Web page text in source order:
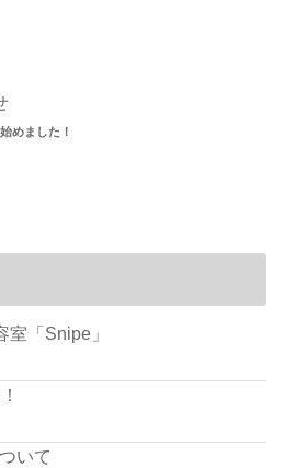
めました！
室「Snipe」
いて